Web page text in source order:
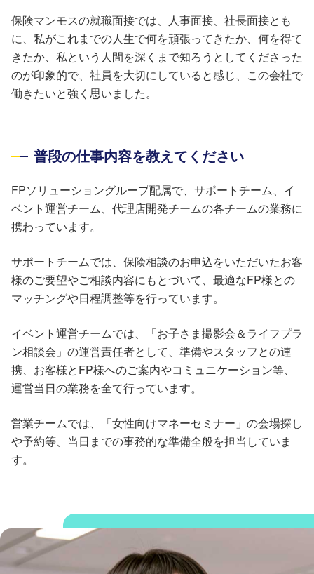
保険マンモスの就職面接では、人事面接、社長面接とも
に、私がこれまでの人生で何を頑張ってきたか、何を得て
きたか、私という人間を深くまで知ろうとしてくださった
のが印象的で、社員を大切にしていると感じ、この会社で
働きたいと強く思いました。
普段の仕事内容を教えてください
FPソリューショングループ配属で、サポートチーム、イ
ベント運営チーム、代理店開発チームの各チームの業務に
携わっています。
サポートチームでは、保険相談のお申込をいただいたお客
様のご要望やご相談内容にもとづいて、最適なFP様との
マッチングや日程調整等を行っています。
イベント運営チームでは、「お子さま撮影会＆ライフプラ
ン相談会」の運営責任者として、準備やスタッフとの連
携、お客様とFP様へのご案内やコミュニケーション等、
運営当日の業務を全て行っています。
営業チームでは、「女性向けマネーセミナー」の会場探し
や予約等、当日までの事務的な準備全般を担当していま
す。